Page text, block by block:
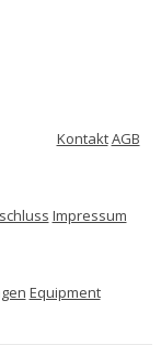
KontaktAGB
Impressum
Equipment